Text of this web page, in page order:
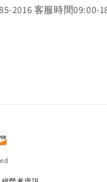
2016 客服時間09:00-